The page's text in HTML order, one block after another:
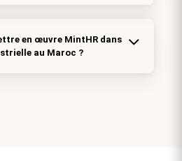
en œuvre MintHR dans
au Maroc ?